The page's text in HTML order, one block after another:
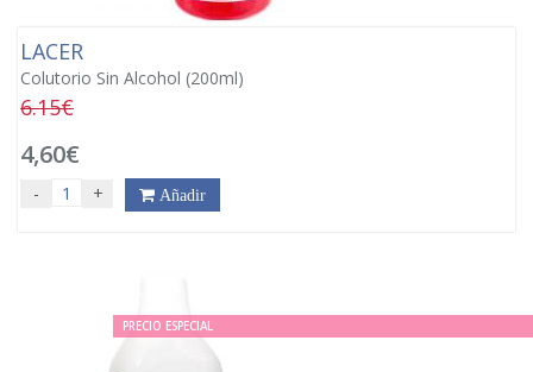
LACER
Colutorio Sin Alcohol (200ml)
6.15€
4,60€
- + Añadir
PRECIO ESPECIAL